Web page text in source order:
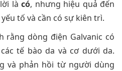
làcó, nhưng hiệu quả đến
tố và cần có sự kiên trì.
rằng dòng điện Galvanic có
tế bào da và cơ dưới da.
và phản hồi từ người dùng